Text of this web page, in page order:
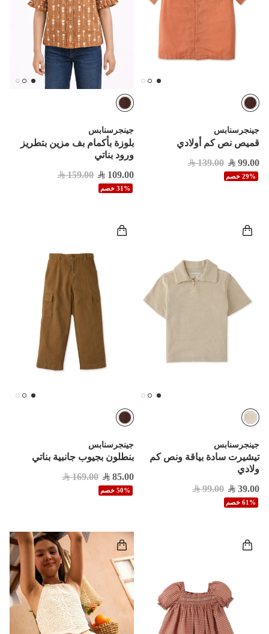
جينجرسنابس
قميص نص كم أولادي
99.00
139.00
29% خصم
جينجرسنابس
بلوزة بأكمام بف مزين بتطريز
ورود بناتي
109.00
159.00
31% خصم
جينجرسنابس
تيشيرت سادة بياقة ونص كم
ولادي
39.00
99.00
61% خصم
جينجرسنابس
بنطلون بجيوب جانبية بناتي
85.00
169.00
50% خصم